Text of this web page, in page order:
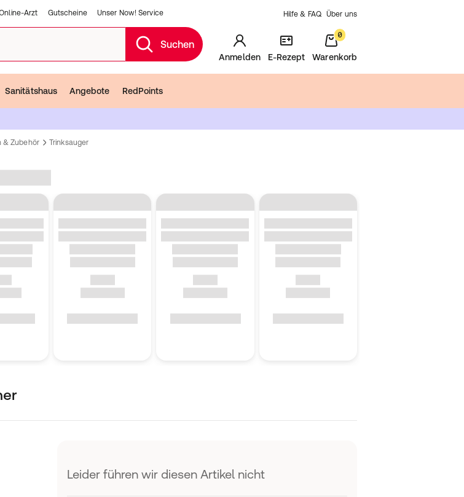
Arzt Gutscheine Unser Now! Service Hilfe & FAQ Über uns
Suchen
Anmelden E-Rezept
0
Warenkorb
Sanitätshaus Angebote RedPoints
& Zubehör Trinksauger
Leider führen wir diesen Artikel nicht